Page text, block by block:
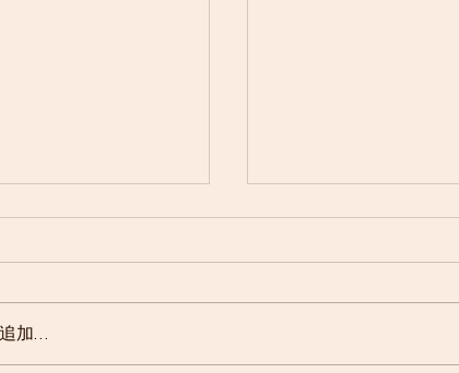
について
お客様に「グループ
実施されています
加…